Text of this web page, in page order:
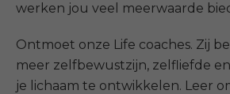
werken jou veel meerwaarde
Ontmoet onze Life coaches. Zij
meer zelfbewustzijn, zelfliefde
je lichaam te ontwikkelen. Leer